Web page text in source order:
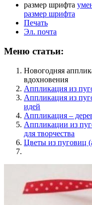
размер шрифта
размер шрифта
Печать
Эл. почта
Меню статьи:
Новогодняя
вдохновения
Аппликация из
Аппликация из
идей
Аппликация –
Аппликации из
для творчества
Цветы из пуговиц